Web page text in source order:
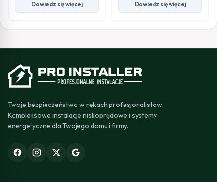
Dowiedz się więcej Dowiedz się więcej
Twoje bezpieczeństwo w rękach profesjonalistów.
Kompleksowe instalacje niskoprądowe i systemy
energetyczne dla Twojego domu i firmy.